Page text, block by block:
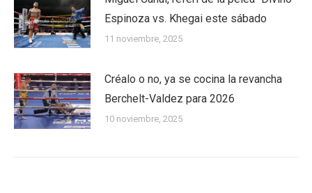
Espinoza vs. Khegai este sábado
11 noviembre, 2025
Créalo o no, ya se cocina la revancha
Berchelt-Valdez para 2026
10 noviembre, 2025